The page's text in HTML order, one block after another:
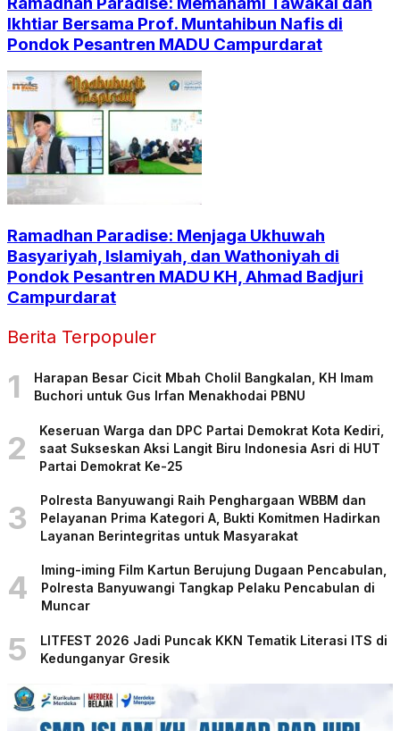
Ikhtiar Bersama Prof. Muntahibun Nafis di
Pondok Pesantren MADU Campurdarat
Ramadhan Paradise: Menjaga Ukhuwah
Basyariyah, Islamiyah, dan Wathoniyah di
Pondok Pesantren MADU KH, Ahmad Badjuri
Campurdarat
Berita Terpopuler
1
Harapan Besar Cicit Mbah Cholil Bangkalan, KH Imam
Buchori untuk Gus Irfan Menakhodai PBNU
2
Keseruan Warga dan DPC Partai Demokrat Kota Kediri,
saat Sukseskan Aksi Langit Biru Indonesia Asri di HUT
Partai Demokrat Ke-25
3
Polresta Banyuwangi Raih Penghargaan WBBM dan
Pelayanan Prima Kategori A, Bukti Komitmen Hadirkan
Layanan Berintegritas untuk Masyarakat
4
Iming-iming Film Kartun Berujung Dugaan Pencabulan,
Polresta Banyuwangi Tangkap Pelaku Pencabulan di
Muncar
5
LITFEST 2026 Jadi Puncak KKN Tematik Literasi ITS di
Kedunganyar Gresik